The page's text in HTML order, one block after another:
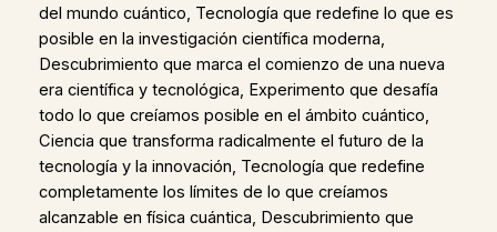
del mundo cuántico, Tecnología que redefine lo que es
posible en la investigación científica moderna,
Descubrimiento que marca el comienzo de una nueva
era científica y tecnológica, Experimento que desafía
todo lo que creíamos posible en el ámbito cuántico,
Ciencia que transforma radicalmente el futuro de la
tecnología y la innovación, Tecnología que redefine
completamente los límites de lo que creíamos
alcanzable en física cuántica, Descubrimiento que